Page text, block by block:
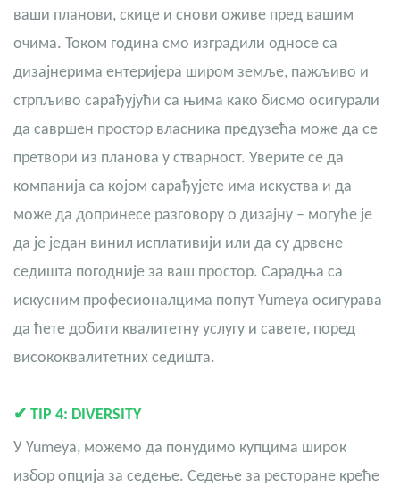
ваши планови, скице и снови оживе пред вашим
очима. Током година смо изградили односе са
дизајнерима ентеријера широм земље, пажљиво и
стрпљиво сарађујући са њима како бисмо осигурали
да савршен простор власника предузећа може да се
претвори из планова у стварност. Уверите се да
компанија са којом сарађујете има искуства и да
може да допринесе разговору о дизајну – могуће је
да је један винил исплативији или да су дрвене
седишта погодније за ваш простор. Сарадња са
искусним професионалцима попут Yumeya осигурава
да ћете добити квалитетну услугу и савете, поред
висококвалитетних седишта.
✔ TIP 4: DIVERSITY
У Yumeya, можемо да понудимо купцима широк
избор опција за седење. Седење за ресторане креће